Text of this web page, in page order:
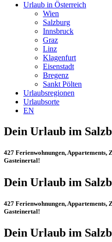
Urlaub in Österreich
Wien
Salzburg
Innsbruck
Graz
Linz
Klagenfurt
Eisenstadt
Bregenz
Sankt Pölten
Urlaubsregionen
Urlaubsorte
EN
Dein Urlaub im
427 Ferienwohnungen, Appartements,
Gasteinertal!
Dein Urlaub im
427 Ferienwohnungen, Appartements,
Gasteinertal!
Dein Urlaub im